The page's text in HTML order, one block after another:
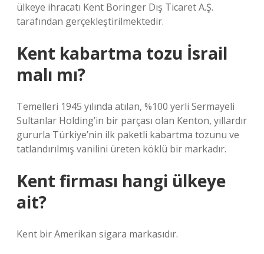
ülkeye ihracatı Kent Boringer Dış Ticaret A.Ş.
tarafından gerçekleştirilmektedir.
Kent kabartma tozu İsrail
malı mı?
Temelleri 1945 yılında atılan, %100 yerli Sermayeli
Sultanlar Holding’in bir parçası olan Kenton, yıllardır
gururla Türkiye’nin ilk paketli kabartma tozunu ve
tatlandırılmış vanilini üreten köklü bir markadır.
Kent firması hangi ülkeye
ait?
Kent bir Amerikan sigara markasıdır.